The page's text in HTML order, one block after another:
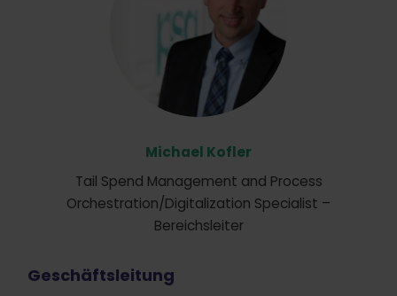
Michael Kofler
Tail Spend Management and Process
Orchestration/Digitalization Specialist –
Bereichsleiter
Geschäftsleitung